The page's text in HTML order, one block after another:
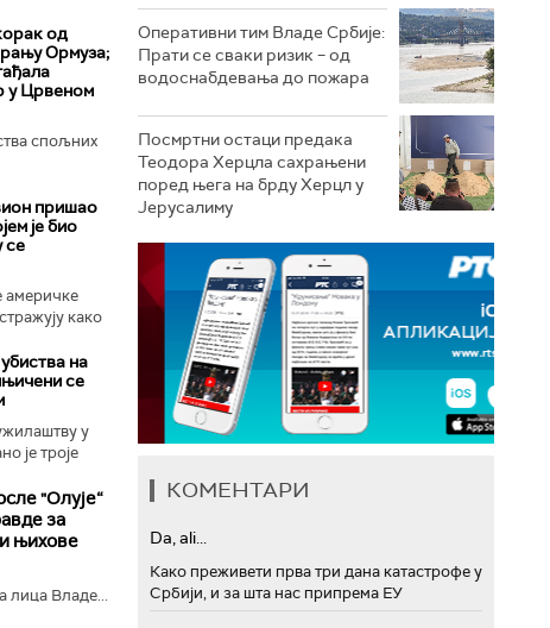
од
Ормуза;
у Црвеном
спољних
пришао
је био
се
како
на
се
у
је троје
"Олује“
за
њихове
лица Владе...
Оперативни тим Владе Србије:
Прати се сваки ризик – од
водоснабдевања до пожара
Посмртни остаци предака
Теодора Херцла сахрањени
поред њега на брду Херцл у
Јерусалиму
КОМЕНТАРИ
Da, ali...
Како преживети прва три дана катастрофе у
Србији, и за шта нас припрема ЕУ